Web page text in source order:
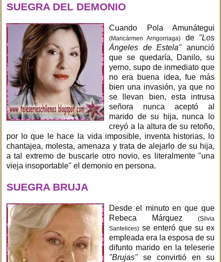
SUEGRA DEL DEMONIO
Cuando Pola Amunátegui
(Maricármen Arrigorriaga) de "Los
Ángeles de Estela"anunció
que se quedaría, Danilo, su
yerno, supo de inmediato que
no era buena idea, fue más
bien una invasión, ya que no
se llevan bien, esta intrusa
señora nunca aceptó al
marido de su hija, nunca lo
creyó a la altura de su retoño,
por lo que le hace la vida imposible, inventa historias, lo
chantajea, molesta, amenaza y trata de alejarlo de su hija,
a tal extremo de buscarle otro novio, es literalmente "una
vieja insoportable" el demonio en persona.
SUEGRA BRUJA
Desde el minuto en que que
Rebeca Márquez
(Silvia
Santelices) se enteró que su ex
empleada era la esposa de su
difunto marido en la teleserie
"Brujas"se convirtió en su